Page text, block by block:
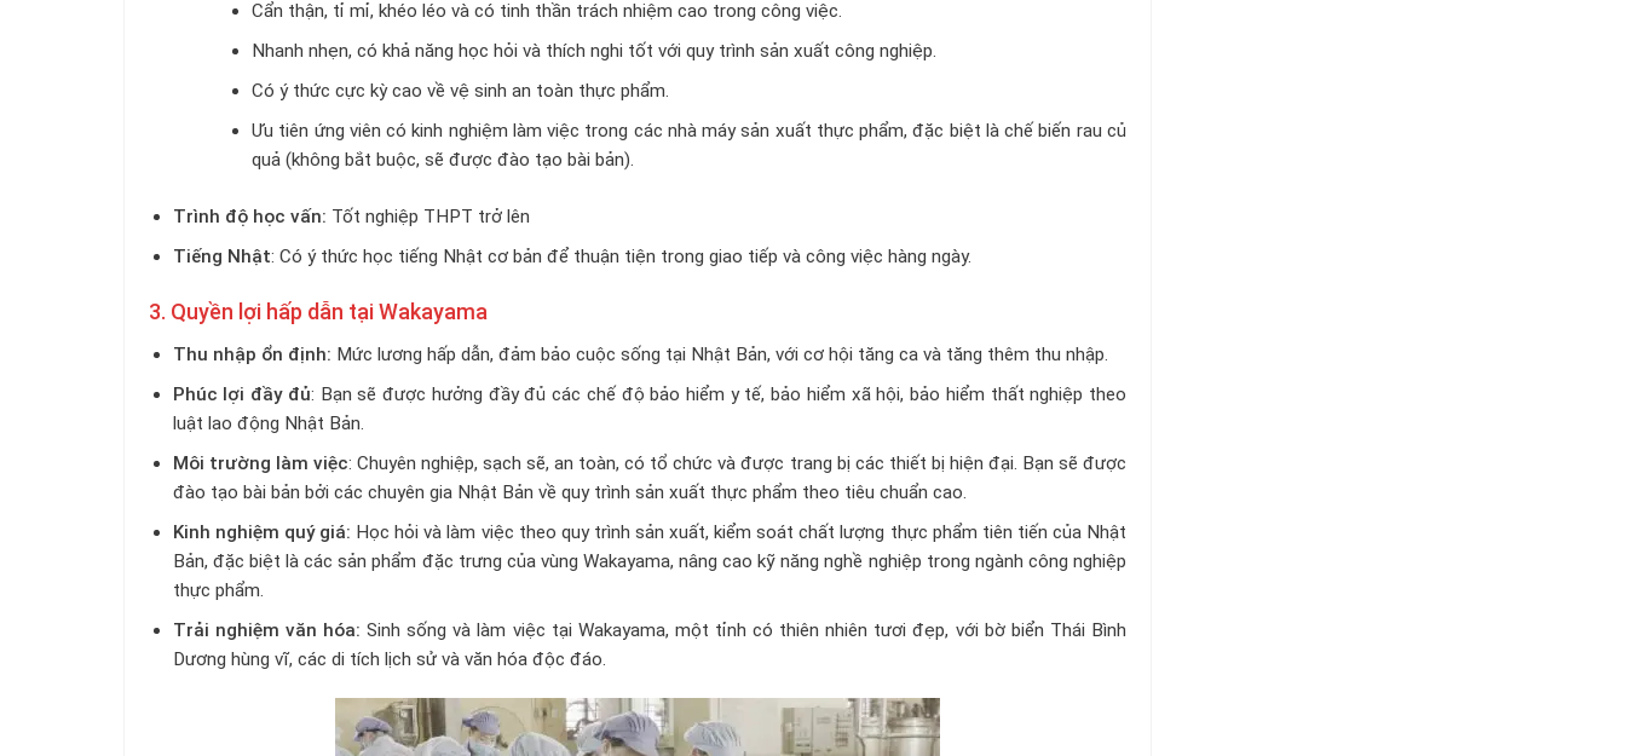
Cẩn thận, tỉ mỉ, khéo léo và có tinh thần trách nhiệm cao trong công việc.
Nhanh nhẹn, có khả năng học hỏi và thích nghi tốt với quy trình sản xuất công nghiệp.
Có ý thức cực kỳ cao về vệ sinh an toàn thực phẩm.
Ưu tiên ứng viên có kinh nghiệm làm việc trong các nhà máy sản xuất thực phẩm, đặc biệt là chế biến rau củ
quả (không bắt buộc, sẽ được đào tạo bài bản).
Trình độ học vấn: Tốt nghiệp THPT trở lên
Tiếng Nhật: Có ý thức học tiếng Nhật cơ bản để thuận tiện trong giao tiếp và công việc hàng ngày.
3. Quyền lợi hấp dẫn tại Wakayama
Thu nhập ổn định: Mức lương hấp dẫn, đảm bảo cuộc sống tại Nhật Bản, với cơ hội tăng ca và tăng thêm thu nhập.
Phúc lợi đầy đủ: Bạn sẽ được hưởng đầy đủ các chế độ bảo hiểm y tế, bảo hiểm xã hội, bảo hiểm thất nghiệp theo
luật lao động Nhật Bản.
Môi trường làm việc: Chuyên nghiệp, sạch sẽ, an toàn, có tổ chức và được trang bị các thiết bị hiện đại. Bạn sẽ được
đào tạo bài bản bởi các chuyên gia Nhật Bản về quy trình sản xuất thực phẩm theo tiêu chuẩn cao.
Kinh nghiệm quý giá: Học hỏi và làm việc theo quy trình sản xuất, kiểm soát chất lượng thực phẩm tiên tiến của Nhật
Bản, đặc biệt là các sản phẩm đặc trưng của vùng Wakayama, nâng cao kỹ năng nghề nghiệp trong ngành công nghiệp
thực phẩm.
Trải nghiệm văn hóa: Sinh sống và làm việc tại Wakayama, một tỉnh có thiên nhiên tươi đẹp, với bờ biển Thái Bình
Dương hùng vĩ, các di tích lịch sử và văn hóa độc đáo.